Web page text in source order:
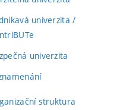
univerzita /
univerzita
struktura